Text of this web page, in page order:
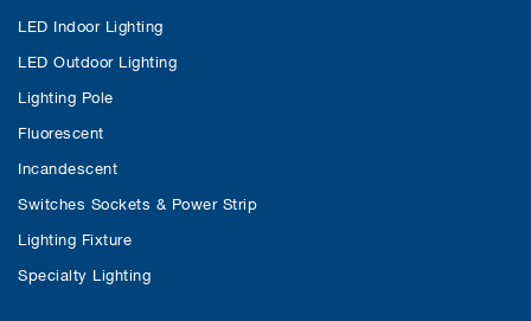
LED Indoor Lighting
LED Outdoor Lighting
Lighting Pole
Fluorescent
Incandescent
Switches Sockets & Power Strip
Lighting Fixture
Specialty Lighting